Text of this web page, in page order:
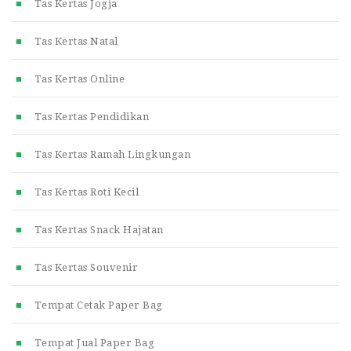
Tas Kertas Jogja
Tas Kertas Natal
Tas Kertas Online
Tas Kertas Pendidikan
Tas Kertas Ramah Lingkungan
Tas Kertas Roti Kecil
Tas Kertas Snack Hajatan
Tas Kertas Souvenir
Tempat Cetak Paper Bag
Tempat Jual Paper Bag